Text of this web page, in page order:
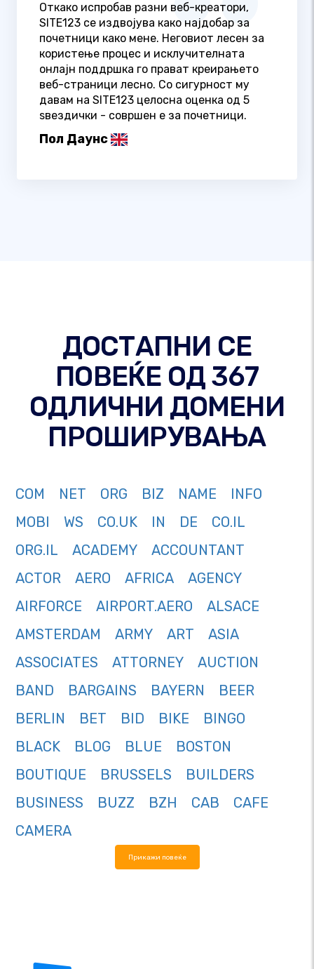
Откако испробав разни веб-креатори,
SITE123 се издвојува како најдобар за
почетници како мене. Неговиот лесен за
користење процес и исклучителната
онлајн поддршка го прават креирањето
веб-страници лесно. Со сигурност му
давам на SITE123 целосна оценка од 5
ѕвездички - совршен е за почетници.
Пол Даунс
ДОСТАПНИ СЕ
ПОВЕЌЕ ОД 367
ОДЛИЧНИ ДОМЕНИ
ПРОШИРУВАЊА
COM NET ORG BIZ NAME
INFO
MOBI
WS CO.UK IN DE
CO.IL
ORG.IL
ACADEMY
ACCOUNTANT
ACTOR
AERO AFRICA
AGENCY
AIRFORCE
AIRPORT.AERO
ALSACE
AMSTERDAM
ARMY ART
ASIA
ASSOCIATES
ATTORNEY
AUCTION
BAND
BARGAINS BAYERN
BEER
BERLIN
BET BID BIKE
BINGO
BLACK
BLOG BLUE
BOSTON
BOUTIQUE
BRUSSELS
BUILDERS
BUSINESS
BUZZ BZH CAB
CAFE
CAMERA
Прикажи повеќе